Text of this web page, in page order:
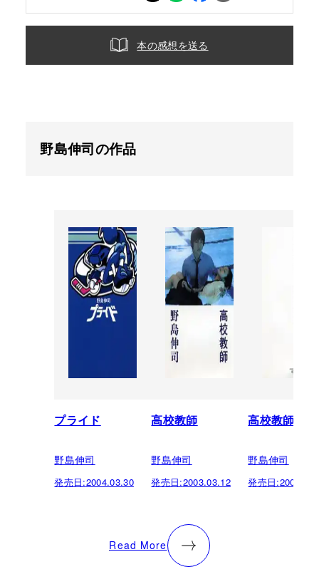
本の感想を送る
野島伸司の作品
プライド
野島伸司
発売日:2004.03.30
高校教師
野島伸司
発売日:2003.03.12
高校教師
野島伸司
発売日:
Read More